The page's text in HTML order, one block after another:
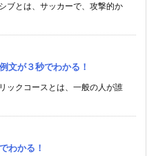
ブとは、サッカーで、攻撃的か
文が３秒でわかる！
ックコースとは、一般の人が誰
わかる！